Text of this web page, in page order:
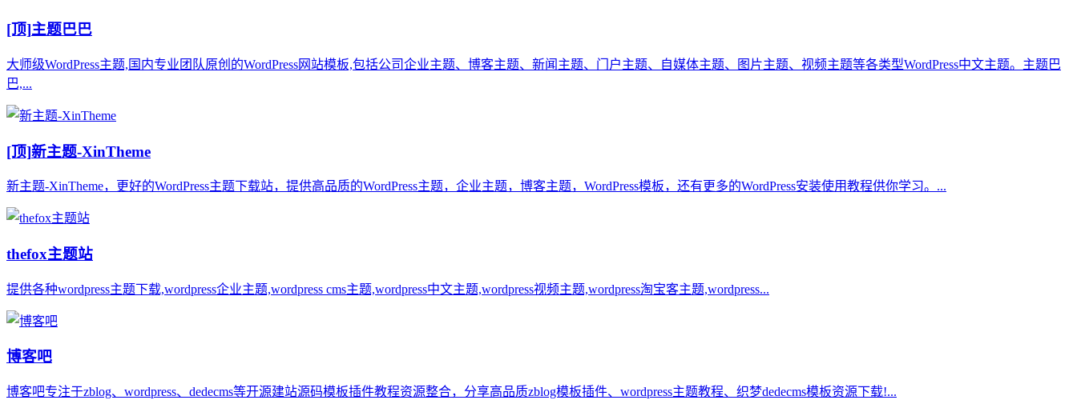
[顶]主题巴巴
大师级WordPress主题,国内专业团队原创的WordPress网站模板,包括公司企业主题、博客主题、新闻主题、门户主题、自媒体主题、图片主题、视频主题等各类型WordPress中文主题。主题巴
巴,...
[顶]新主题-XinTheme
新主题-XinTheme，更好的WordPress主题下载站，提供高品质的WordPress主题，企业主题，博客主题，WordPress模板，还有更多的WordPress安装使用教程供你学习。...
thefox主题站
提供各种wordpress主题下载,wordpress企业主题,wordpress cms主题,wordpress中文主题,wordpress视频主题,wordpress淘宝客主题,wordpress...
博客吧
博客吧专注于zblog、wordpress、dedecms等开源建站源码模板插件教程资源整合，分享高品质zblog模板插件、wordpress主题教程、织梦dedecms模板资源下载!...